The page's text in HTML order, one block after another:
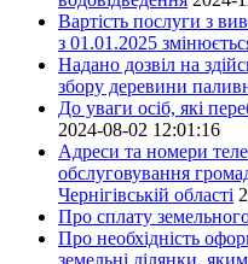
Вартість послуги з
з 01.01.2025
Надано дозвіл на
збору деревини
До уваги осіб, які
2024-08-02 12:01:16
Адреси та номери
обслуговування
Чернігівській області
Про сплату
Про необхідність
земельні ділянки,